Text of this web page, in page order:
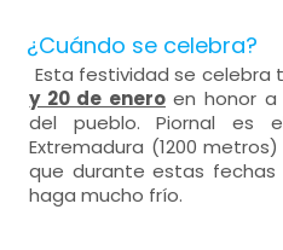
¿Cuándo se celebra?
Esta festividad se celebra
y 20 de eneroen honor a
del pueblo. Piornal es
Extremadura (1200
que durante estas
haga mucho frío.